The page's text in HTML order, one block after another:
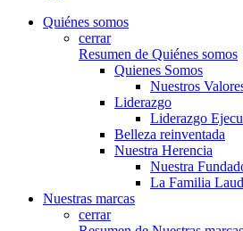
Quiénes somos
cerrar
Resumen de Quiénes somos
Quienes Somos
Nuestros
Liderazgo
Liderazgo
Belleza reinventada
Nuestra Herencia
Nuestra
La Familia
Nuestras marcas
cerrar